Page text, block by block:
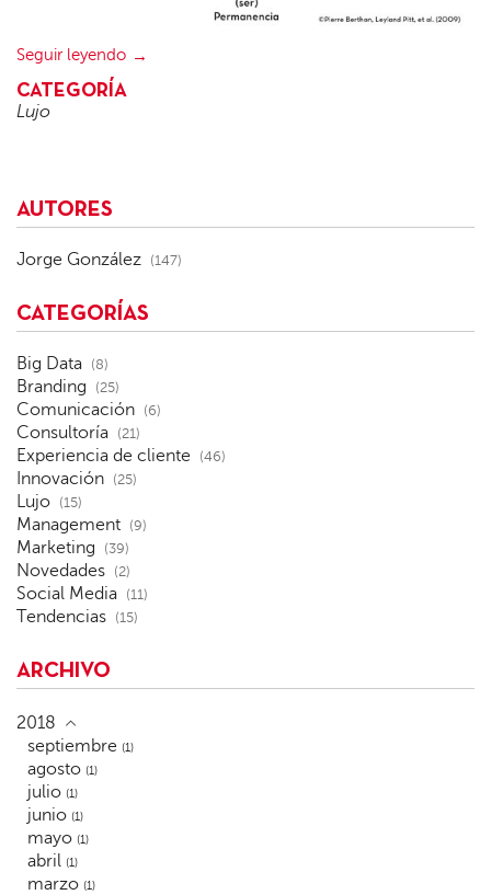
Seguir leyendo
CATEGORÍA
Lujo
AUTORES
Jorge González (147)
CATEGORÍAS
Big Data (8)
Branding (25)
Comunicación (6)
Consultoría (21)
Experiencia de cliente (46)
Innovación (25)
Lujo (15)
Management (9)
Marketing (39)
Novedades (2)
Social Media (11)
Tendencias (15)
ARCHIVO
2018
septiembre (1)
agosto (1)
julio (1)
junio (1)
mayo (1)
abril (1)
marzo (1)